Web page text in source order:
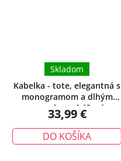
Kabelka - tote, elegantná s
monogramom a dlhým
popruhom, béžová
Skladom
33,99 €
DO KOŠÍKA